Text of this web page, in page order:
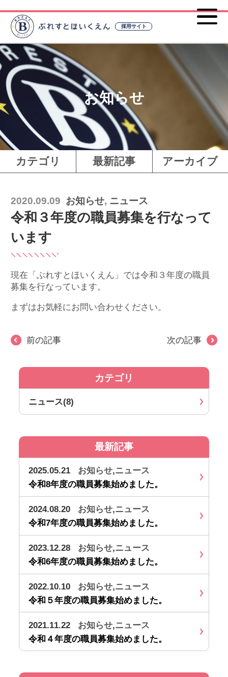
採用サイト
お知らせ
カテゴリ 最新記事 アーカイブ
2020.09.09 お知らせ, ニュース
令和３年度の職員募集を行なって
います
現在「ぶれすとほいくえん」では令和３年度の職員
募集を行なっています。
まずはお気軽にお問い合わせください。
前の記事 次の記事
カテゴリ
ニュース(8)
最新記事
2025.05.21 お知らせ,ニュース
令和8年度の職員募集始めました。
2024.08.20 お知らせ,ニュース
令和7年度の職員募集始めました。
2023.12.28 お知らせ,ニュース
令和6年度の職員募集始めました。
2022.10.10 お知らせ,ニュース
令和５年度の職員募集始めました。
2021.11.22 お知らせ,ニュース
令和４年度の職員募集始めました。